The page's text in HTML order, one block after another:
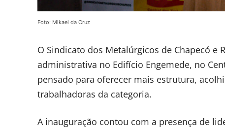
Foto: Mikael da Cruz
O Sindicato dos Metalúrgicos de Chapecó e
administrativa no Edifício Engemede, no
pensado para oferecer mais estrutura,
trabalhadoras da categoria.
A inauguração contou com a presença de